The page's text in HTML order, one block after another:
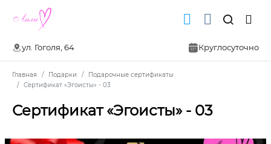
ул. Гоголя, 64 Круглосуточно
Главная Подарки
Подарочные сертификаты
Сертификат «Эгоисты» - 03
Сертификат «Эгоисты» - 03